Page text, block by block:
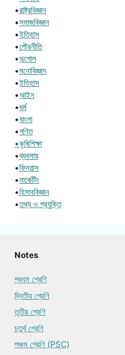
•রাষ্ট্রবিজ্ঞান
•সমাজবিজ্ঞান
•ইতিহাস
•পৌরনীতি
•ভূগোল
•মনোবিজ্ঞান
•ইতিহাস
•আইন
•ধর্ম
•বাংলা
•গণিত
•কৃষিশিক্ষা
•ব্যবসায়
•ফিন্যান্স
•মার্কেটিং
•হিসাববিজ্ঞান
•তথ্য ও প্রযুক্তি
Notes
প্রথম শ্রেণি
দ্বিতীয় শ্রেণি
তৃতীয় শ্রেণি
চতুর্থ শ্রেণি
পঞ্চম শ্রেণি (PSC)